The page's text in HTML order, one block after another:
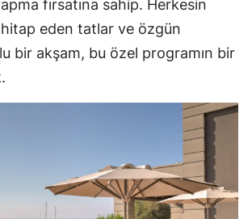
fırsatına sahip. Herkesin
hitap eden tatlar ve özgün
bir akşam, bu özel programın bir